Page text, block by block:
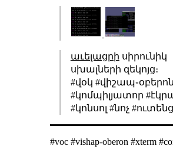
աւելացրի սիրունիկ
սխալների զեկոյց։
#վօկ #վիշապ֊օբերոն
#կոմպիլյատոր
#կոնսոլ #նոչ #ուտենց
#voc #vishap-oberon #xterm